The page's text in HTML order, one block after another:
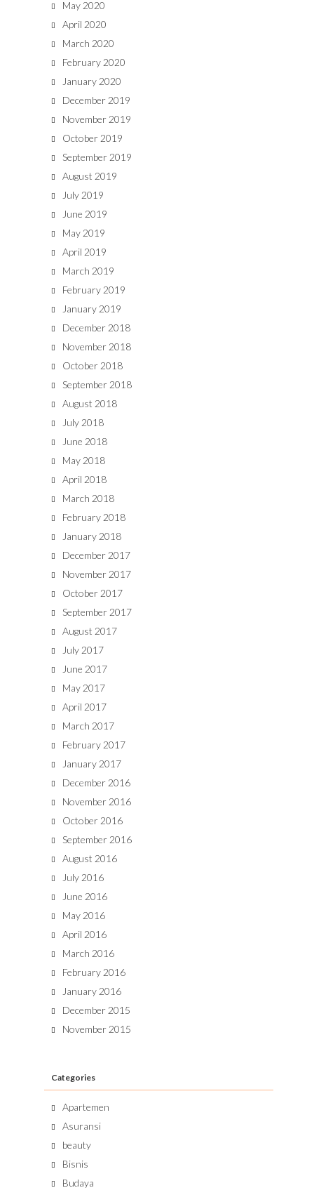
May 2020
April 2020
March 2020
February 2020
January 2020
December 2019
November 2019
October 2019
September 2019
August 2019
July 2019
June 2019
May 2019
April 2019
March 2019
February 2019
January 2019
December 2018
November 2018
October 2018
September 2018
August 2018
July 2018
June 2018
May 2018
April 2018
March 2018
February 2018
January 2018
December 2017
November 2017
October 2017
September 2017
August 2017
July 2017
June 2017
May 2017
April 2017
March 2017
February 2017
January 2017
December 2016
November 2016
October 2016
September 2016
August 2016
July 2016
June 2016
May 2016
April 2016
March 2016
February 2016
January 2016
December 2015
November 2015
Categories
Apartemen
Asuransi
beauty
Bisnis
Budaya